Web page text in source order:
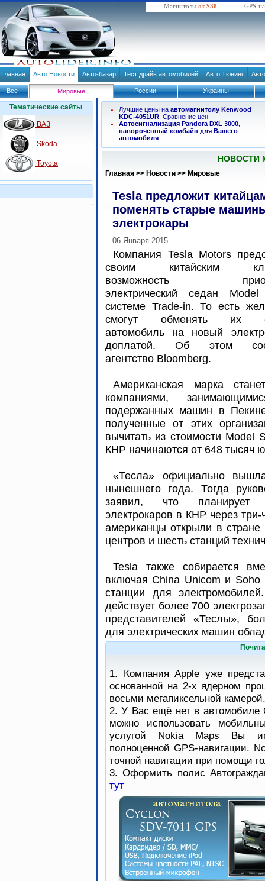
Магнитолы от $38 GPS-
Главная Авто Новости Авто-базар Тест драйв автомобилей Авто Тюнинг
Все Мировые России Украины
Тематические сайты
ВАЗ
Skoda
Toyota
Лучшие цены на автомагнитолу Kenwood
KDC-4051UR . Сравнение цен.
Автосигнализация Pandora DXL 3000,
навороченный комбайн для Вашего
автомобиля
НОВОСТИ
Главная >> Новости >> Мировые
Tesla предложит
поменять старые
электрокары
06 Января 2015
Компания Tesla Motors
своим китайским
возможность
электрический седан
системе Trade-in. То есть
смогут обменять их
автомобиль на новый
доплатой. Об этом
агентство Bloomberg.
Американская марка
компаниями,
подержанных машин в
полученные от этих
вычитать из стоимости
КНР начинаются от 648 тысяч
«Тесла» официально
нынешнего года. Тогда
заявил, что планирует
электрокаров в КНР через
американцы открыли в стране
центров и шесть станций
Tesla также собирается
включая China Unicom и Soho
станции для
действует более 700
представителей «Теслы»,
для электрических машин
1. Компания Apple уже
основанной на 2-х ядерном
восьми мегапиксельной камерой.
2. У Вас ещё нет в автомобиле
можно использовать
услугой Nokia Maps Вы
полноценной GPS-навигации.
точной навигации при помощи
3. Оформить полис
тут